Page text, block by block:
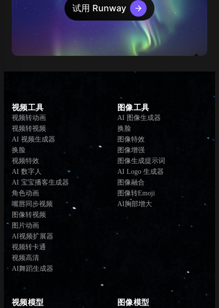
试用 Runway
视频工具
视频转动画
视频转视频
AI 视频生成器
换脸
视频特效
AI 数字人
AI 宝宝播客生成器
角色动画
嘴唇同步视频
图像转视频
图片动画
AI视频扩展器
视频转卡通
视频高清
AI舞蹈生成器
图像工具
AI 图像生成器
换脸
图像特效
图像增强
图像生成提示词
AI Logo 生成器
图像融合
图像转Emoji
AI胸部增大
视频模型 图像模型